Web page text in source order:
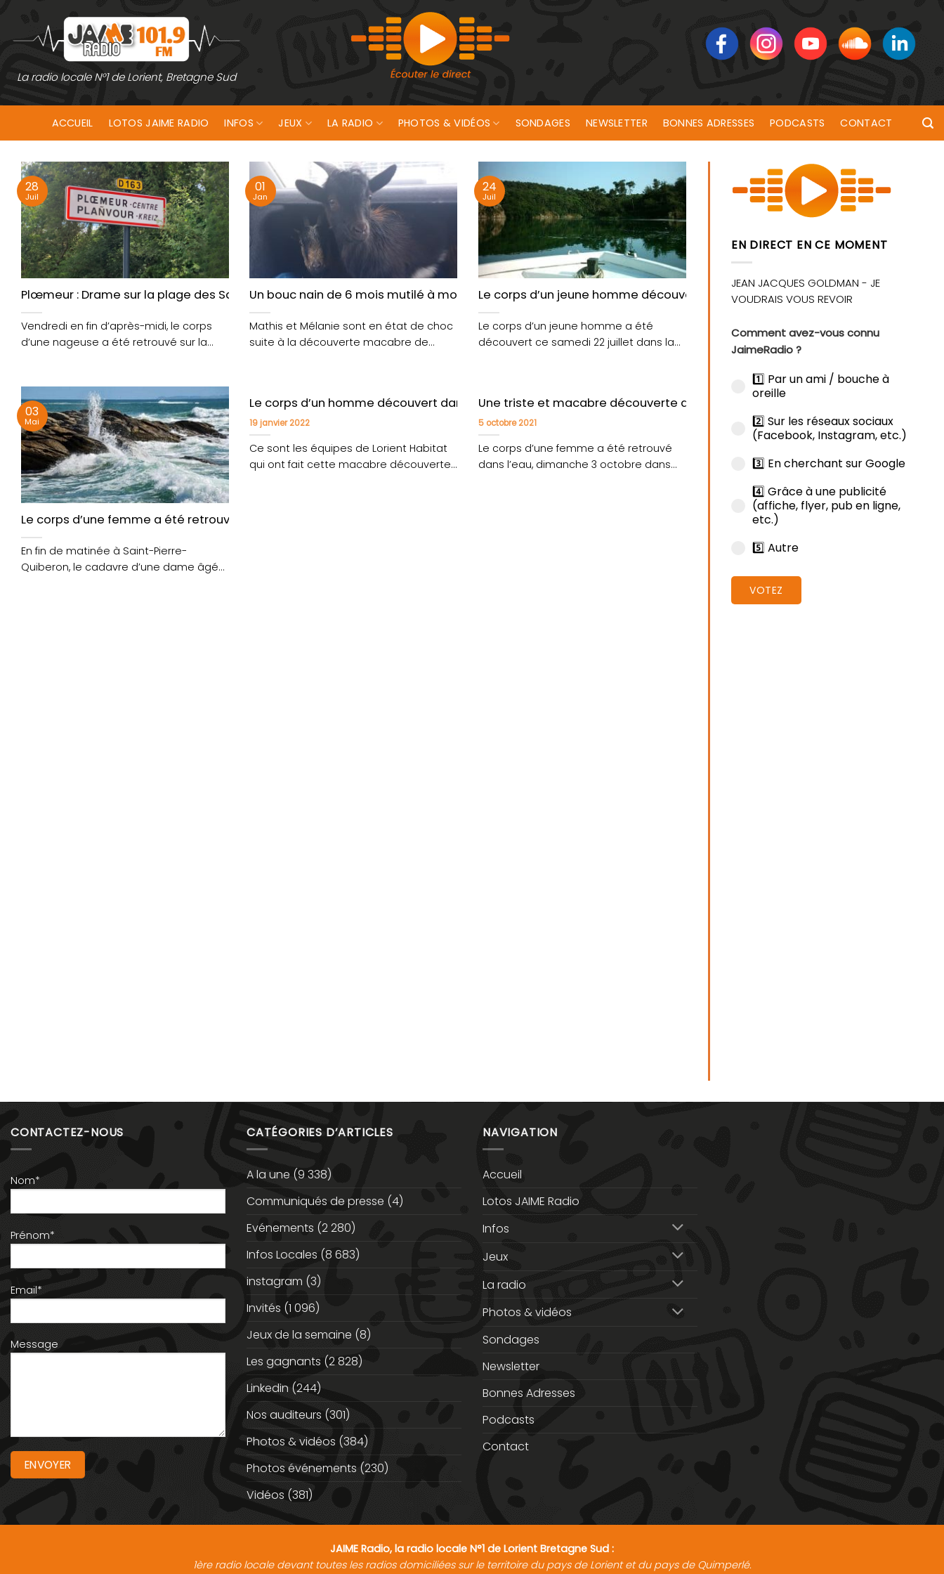
contenu
La radio locale N°1 de Lorient, Bretagne Sud
ACCUEIL LOTOS JAIME RADIO INFOS JEUX LA RADIO PHOTOS & VIDÉOS SONDAGES NEWSLETTER BONNES ADRESSES PODCASTS CONTACT
Plœmeur : Drame sur la plage des Sables Rouges.
Vendredi en fin d’après-midi, le corps
d’une nageuse a été retrouvé sur la
28
Juil
Un bouc nain de 6 mois mutilé à mort, une enquête ouverte pour retrouver l’auteur des faits
Mathis et Mélanie sont en état de choc
suite à la découverte macabre de
01
Jan
Le corps d’un jeune homme découvert samedi dans la Laïta
Le corps d’un jeune homme a été
découvert ce samedi 22 juillet dans la
24
Juil
Le corps d’une femme a été retrouvé à Saint-Pierre-Quiberon
En fin de matinée à Saint-Pierre-
Quiberon, le cadavre d’une dame âgée
03
Mai
Le corps d’un homme découvert dans les sous-sols d’un immeuble de Lorient
19 janvier 2022
Ce sont les équipes de Lorient Habitat
qui ont fait cette macabre découverte,
Une triste et macabre découverte dans le Scorff dimanche, à hauteur de
5 octobre 2021
Le corps d’une femme a été retrouvé
dans l’eau, dimanche 3 octobre dans
EN DIRECT EN CE MOMENT
Comment avez-vous connu
JaimeRadio ?
1️⃣ Par un ami / bouche à
oreille
2️⃣ Sur les réseaux sociaux
(Facebook, Instagram, etc.)
3️⃣ En cherchant sur Google
4️⃣ Grâce à une publicité
(affiche, flyer, pub en ligne,
etc.)
5️⃣ Autre
VOTEZ
CONTACTEZ-NOUS
Nom*
Prénom*
Email*
Message
CATÉGORIES D’ARTICLES
A la une (9 338)
Communiqués de presse (4)
Evénements (2 280)
Infos Locales (8 683)
instagram (3)
Invités (1 096)
Jeux de la semaine (8)
Les gagnants (2 828)
Linkedin (244)
Nos auditeurs (301)
Photos & vidéos (384)
Photos événements (230)
Vidéos (381)
NAVIGATION
Accueil
Lotos JAIME Radio
Infos
Jeux
La radio
Photos & vidéos
Sondages
Newsletter
Bonnes Adresses
Podcasts
Contact
JAIME Radio, la radio locale N°1 de Lorient Bretagne Sud :
1ère radio locale devant toutes les radios domiciliées sur le territoire du pays de Lorient et du pays de Quimperlé.